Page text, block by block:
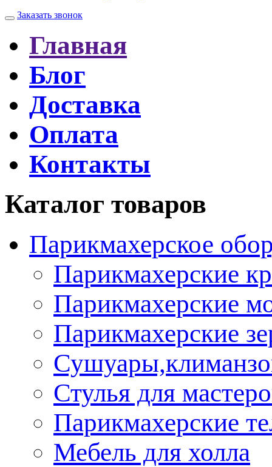
Заказать звонок
Главная
Блог
Доставка
Оплата
Контакты
Каталог товаров
Парикмахерское
Парикмахерские
Парикмахерские
Парикмахерские
Стулья для
Парикмахерские
Мебель для холла